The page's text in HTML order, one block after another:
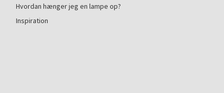
Hvordan hænger jeg en lampe op?
Inspiration